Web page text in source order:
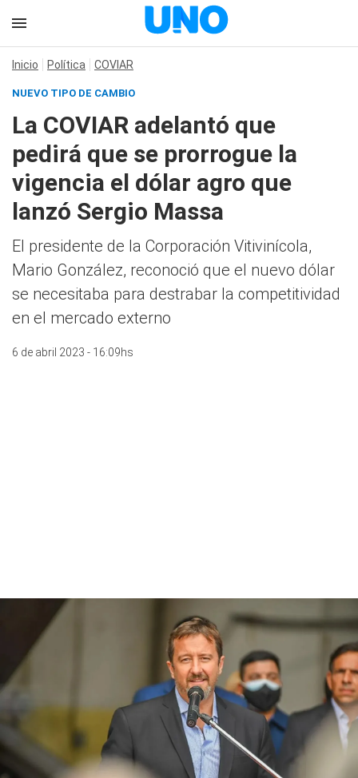
Inicio Política COVIAR
NUEVO TIPO DE CAMBIO
La COVIAR adelantó que
pedirá que se prorrogue la
vigencia el dólar agro que
lanzó Sergio Massa
El presidente de la Corporación Vitivinícola,
Mario González, reconoció que el nuevo dólar
se necesitaba para destrabar la competitividad
en el mercado externo
6 de abril 2023 - 16:09hs